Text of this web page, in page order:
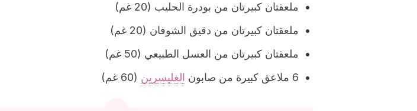
ملعقتان كبيرتان من بودرة الحليب (20 غم)
ملعقتان كبيرتان من دقيق الشوفان (20 غم)
ملعقتان كبيرتان من العسل الطبيعي (50 غم)
6 ملاعق كبيرة من صابون
الغليسرين (60 غم)